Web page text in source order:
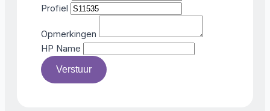
Profiel
Opmerkingen
HP Name
Verstuur